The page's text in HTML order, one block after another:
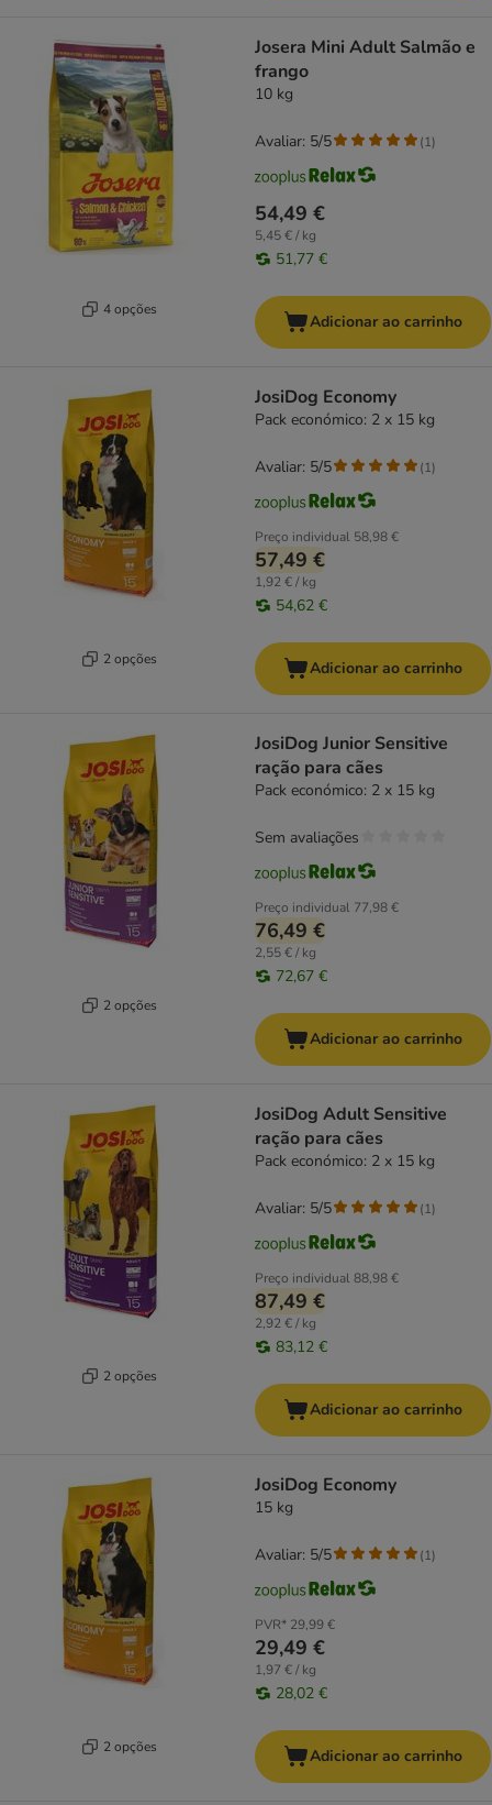
4 opções
Josera Mini Adult Salmão e
frango
10 kg
54,49 €
5,45 € / kg
51,77 €
Avaliar: 5/5 (1)
Adicionar ao carrinho
2 opções
JosiDog Economy
Pack económico: 2 x 15 kg
Preço individual 58,98 €
57,49 €
1,92 € / kg
54,62 €
Avaliar: 5/5 (1)
Adicionar ao carrinho
2 opções
JosiDog Junior Sensitive
ração para cães
Pack económico: 2 x 15 kg
Preço individual 77,98 €
76,49 €
2,55 € / kg
72,67 €
Sem avaliações
Adicionar ao carrinho
2 opções
JosiDog Adult Sensitive
ração para cães
Pack económico: 2 x 15 kg
Preço individual88,98 €
87,49 €
2,92 € / kg
83,12 €
Avaliar: 5/5 (1)
Adicionar ao carrinho
2 opções
JosiDog Economy
15 kg
PVR* 29,99 €
29,49 €
1,97 € / kg
28,02 €
Avaliar: 5/5 (1)
Adicionar ao carrinho